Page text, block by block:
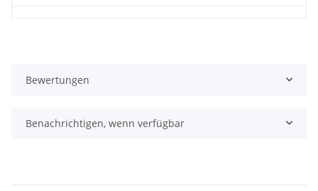
Bewertungen
Benachrichtigen, wenn verfügbar